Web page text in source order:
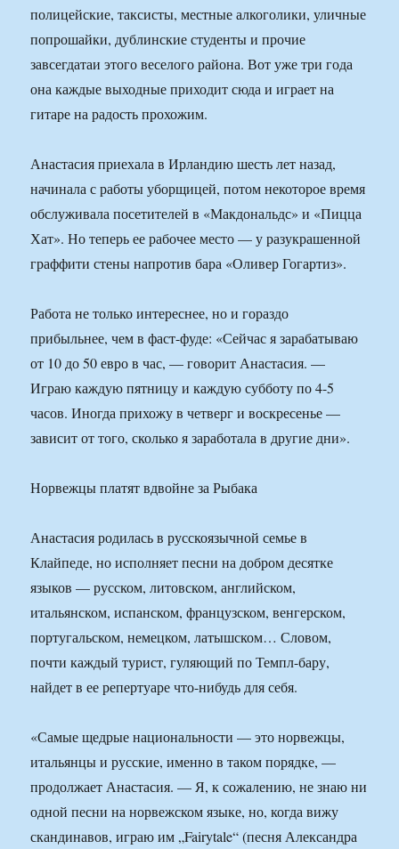
полицейские, таксисты, местные алкоголики, уличные
попрошайки, дублинские студенты и прочие
завсегдатаи этого веселого района. Вот уже три года
она каждые выходные приходит сюда и играет на
гитаре на радость прохожим.
Анастасия приехала в Ирландию шесть лет назад,
начинала с работы уборщицей, потом некоторое время
обслуживала посетителей в «Макдональдс» и «Пицца
Хат». Но теперь ее рабочее место — у разукрашенной
граффити стены напротив бара «Оливер Гогартиз».
Работа не только интереснее, но и гораздо
прибыльнее, чем в фаст-фуде: «Сейчас я зарабатываю
от 10 до 50 евро в час, — говорит Анастасия. —
Играю каждую пятницу и каждую субботу по 4-5
часов. Иногда прихожу в четверг и воскресенье —
зависит от того, сколько я заработала в другие дни».
Норвежцы платят вдвойне за Рыбака
Анастасия родилась в русскоязычной семье в
Клайпеде, но исполняет песни на добром десятке
языков — русском, литовском, английском,
итальянском, испанском, французском, венгерском,
португальском, немецком, латышском… Словом,
почти каждый турист, гуляющий по Темпл-бару,
найдет в ее репертуаре что-нибудь для себя.
«Самые щедрые национальности — это норвежцы,
итальянцы и русские, именно в таком порядке, —
продолжает Анастасия. — Я, к сожалению, не знаю ни
одной песни на норвежском языке, но, когда вижу
скандинавов, играю им „Fairytale“ (песня Александра